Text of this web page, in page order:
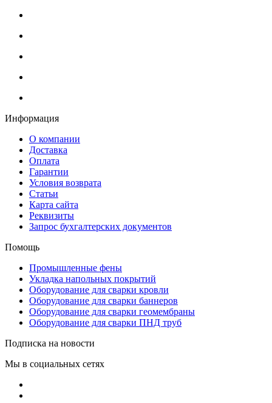
Информация
О компании
Доставка
Оплата
Гарантии
Условия возврата
Статьи
Карта сайта
Реквизиты
Запрос бухгалтерских документов
Помощь
Промышленные фены
Укладка напольных покрытий
Оборудование для сварки кровли
Оборудование для сварки баннеров
Оборудование для сварки геомембраны
Оборудование для сварки ПНД труб
Подписка на новости
Мы в социальных сетях